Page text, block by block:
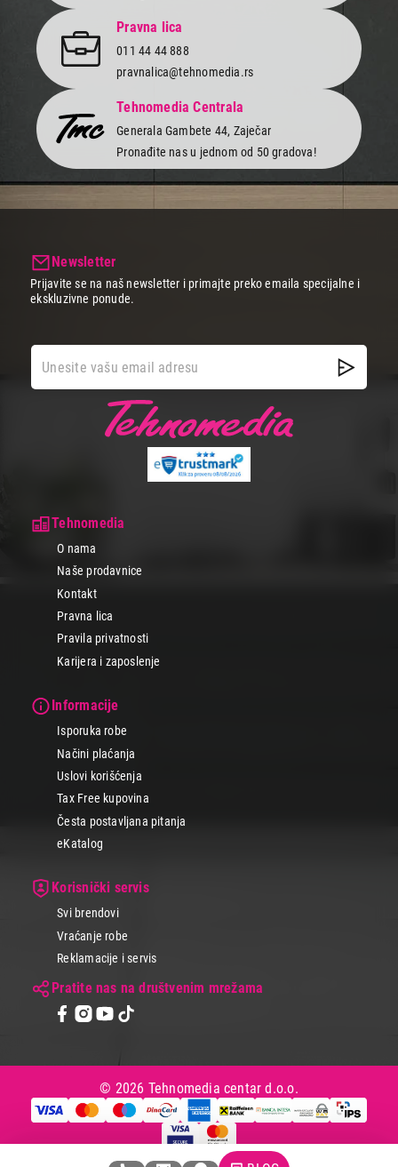
Pravna lica
011 44 44 888
pravnalica@tehnomedia.rs
Tehnomedia Centrala
Generala Gambete 44, Zaječar
Pronađite nas u jednom od 50 gradova!
Tehnomedia
O nama
Naše prodavnice
Kontakt
Pravna lica
Pravila privatnosti
Karijera i zaposlenje
Informacije
Isporuka robe
Načini plaćanja
Uslovi korišćenja
Tax Free kupovina
Česta postavljana pitanja
eKatalog
Korisnički servis
Svi brendovi
Vraćanje robe
Reklamacije i servis
Pratite nas na društvenim mrežama
Newsletter
Prijavite se na naš newsletter i primajte preko emaila specijalne i
ekskluzivne ponude.
© 2026 Tehnomedia centar d.o.o.